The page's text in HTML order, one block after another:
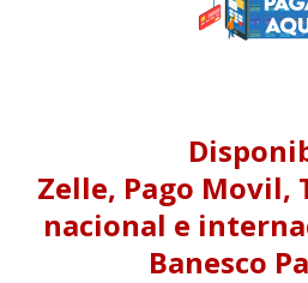
Zelle, Pago Movil,
nacional e
Banesco